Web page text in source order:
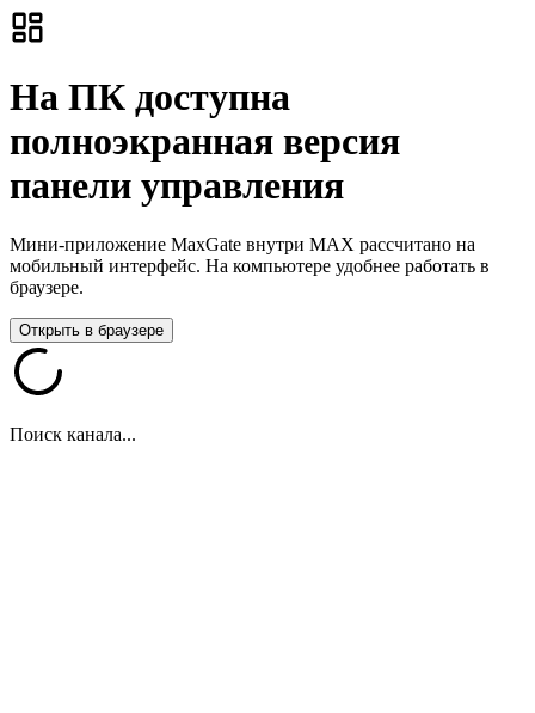
На ПК доступна
полноэкранная версия
панели управления
Мини-приложение MaxGate внутри MAX рассчитано на
мобильный интерфейс. На компьютере удобнее работать в
браузере.
Открыть в браузере
Поиск канала...